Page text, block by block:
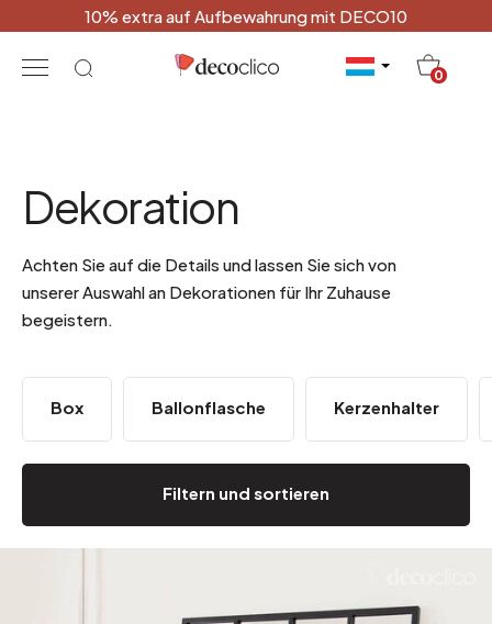
10% extra auf Aufbewahrung mit DECO10
0
Dekoration
Achten Sie auf die Details und lassen Sie sich von
unserer Auswahl an Dekorationen für Ihr Zuhause
begeistern.
Filtern und sortieren
Box Ballonflasche Kerzenhalter